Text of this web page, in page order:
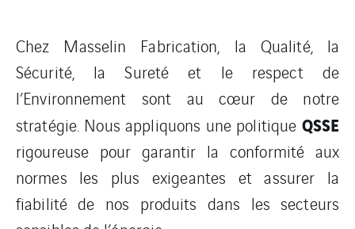
Chez Masselin Fabrication, la Qualité, la
Sécurité, la Sureté et le respect de
l’Environnement sont au cœur de notre
stratégie. Nous appliquons une politique QSSE
rigoureuse pour garantir la conformité aux
normes les plus exigeantes et assurer la
fiabilité de nos produits dans les secteurs